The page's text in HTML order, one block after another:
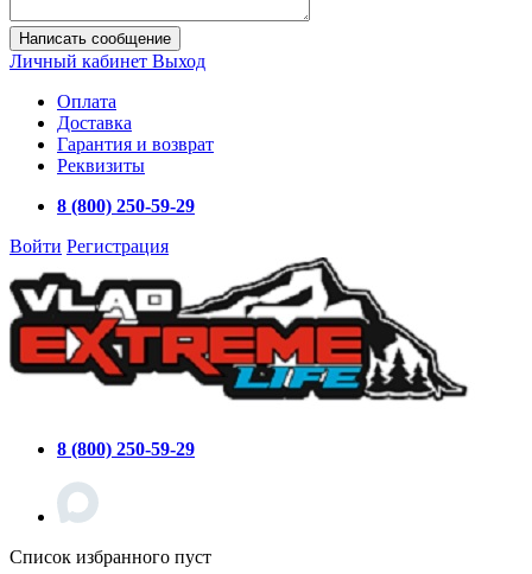
Написать сообщение
Личный кабинет Выход
Оплата
Доставка
Гарантия и возврат
Реквизиты
8 (800) 250-59-29
Войти Регистрация
8 (800) 250-59-29
Список избранного пуст